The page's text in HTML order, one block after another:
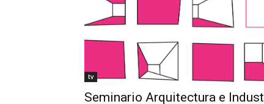
tv
Seminario Arquitectura e